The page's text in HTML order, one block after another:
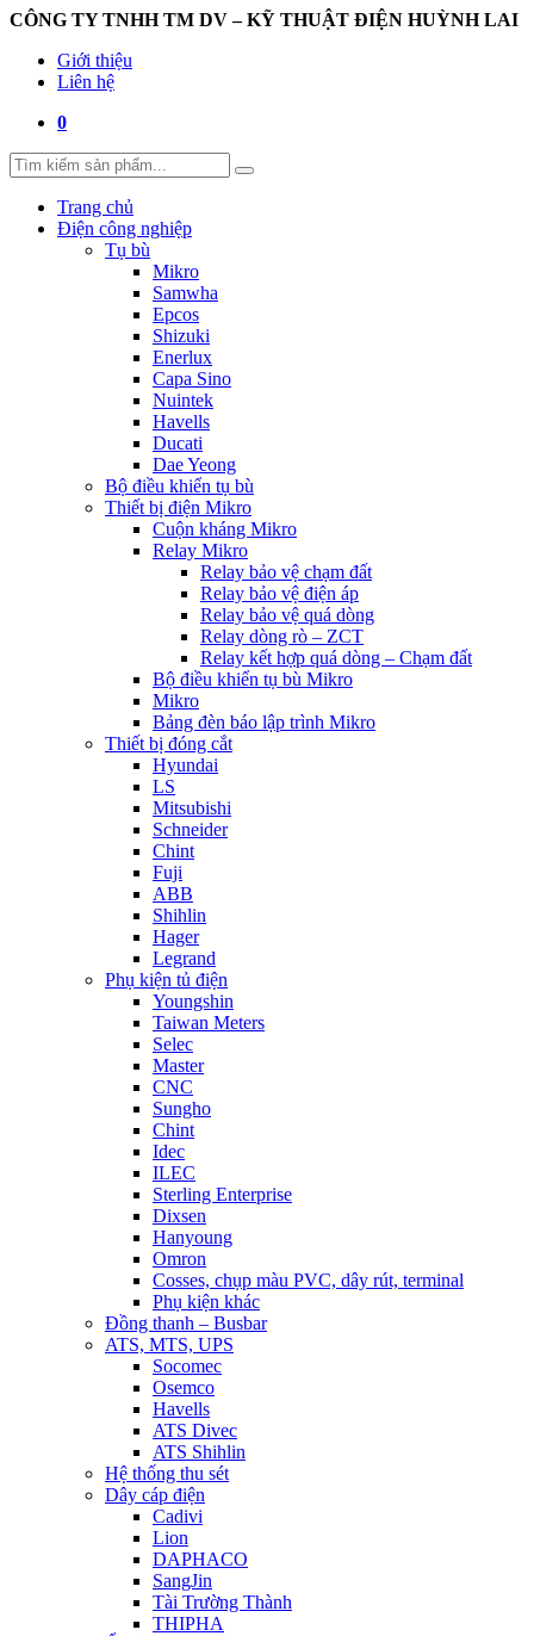
CÔNG TY TNHH TM DV – KỸ THUẬT ĐIỆN HUỲNH LAI
Giới thiệu
Liên hệ
0
Trang chủ
Điện công nghiệp
Tụ bù
Mikro
Samwha
Epcos
Shizuki
Enerlux
Capa Sino
Nuintek
Havells
Ducati
Dae Yeong
Bộ điều khiển tụ bù
Thiết bị điện Mikro
Cuộn kháng Mikro
Relay Mikro
Relay bảo vệ chạm đất
Relay bảo vệ điện áp
Relay bảo vệ quá dòng
Relay dòng rò – ZCT
Relay kết hợp quá dòng – Chạm đất
Bộ điều khiển tụ bù Mikro
Mikro
Bảng đèn báo lập trình Mikro
Thiết bị đóng cắt
Hyundai
LS
Mitsubishi
Schneider
Chint
Fuji
ABB
Shihlin
Hager
Legrand
Phụ kiện tủ điện
Youngshin
Taiwan Meters
Selec
Master
CNC
Sungho
Chint
Idec
ILEC
Sterling Enterprise
Dixsen
Hanyoung
Omron
Cosses, chụp màu PVC, dây rút, terminal
Phụ kiện khác
Đồng thanh – Busbar
ATS, MTS, UPS
Socomec
Osemco
Havells
ATS Divec
ATS Shihlin
Hệ thống thu sét
Dây cáp điện
Cadivi
Lion
DAPHACO
SangJin
Tài Trường Thành
THIPHA